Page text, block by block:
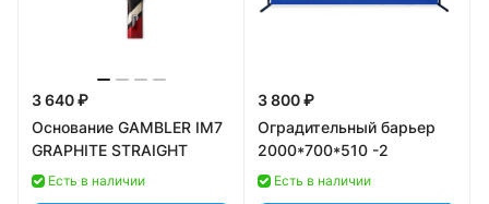
3 640 ₽
Основание GAMBLER IM7
GRAPHITE STRAIGHT
Есть в наличии
3 800 ₽
Оградительный барьер
2000*700*510 -2
Есть в наличии